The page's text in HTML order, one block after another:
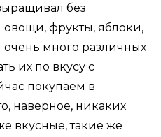
без
фрукты, яблоки,
много различных
их по вкусу с
покупаем в
наверное, никаких
вкусные, такие же